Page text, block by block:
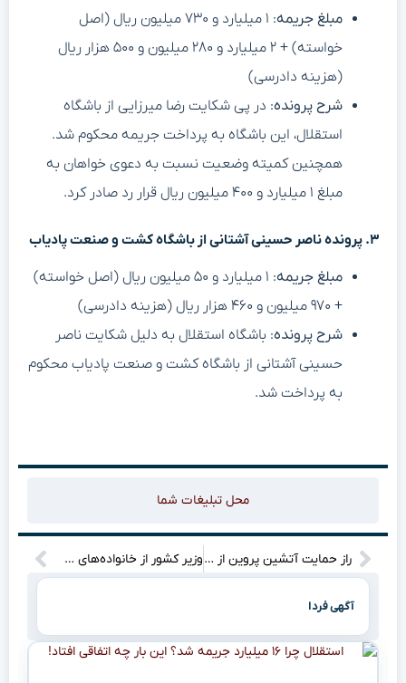
مبلغ جریمه
: ۱ میلیارد و ۷۳۰ میلیون ریال (اصل
خواسته) + ۲ میلیارد و ۲۸۰ میلیون و ۵۰۰ هزار ریال
(هزینه دادرسی)
شرح پرونده: در پی شکایت رضا میرزایی از باشگاه
استقلال، این باشگاه به پرداخت جریمه محکوم شد.
همچنین کمیته وضعیت نسبت به دعوی خواهان به
مبلغ ۱ میلیارد و ۴۰۰ میلیون ریال قرار رد صادر کرد.
۳. پرونده ناصر حسینی آشتانی از باشگاه کشت و صنعت پادیاب
مبلغ جریمه
: ۱ میلیارد و ۵۰ میلیون ریال (اصل خواسته)
+ ۹۷۰ میلیون و ۴۶۰ هزار ریال (هزینه دادرسی)
شرح پرونده: باشگاه استقلال به دلیل شکایت ناصر
حسینی آشتانی از باشگاه کشت و صنعت پادیاب محکوم
به پرداخت شد.
محل تبلیغات شما
راز حمایت آتشین پروین از عیسی: چرا سلطان قلب‌ها پشت مهاجم سرخ ایستاد؟” وزیر کشور از خانواده‌های شهیدان حاجی‌زاده و کاظمی تقدیر کرد؛ این دیدار چه پیامی داشت؟
آگهی فردا